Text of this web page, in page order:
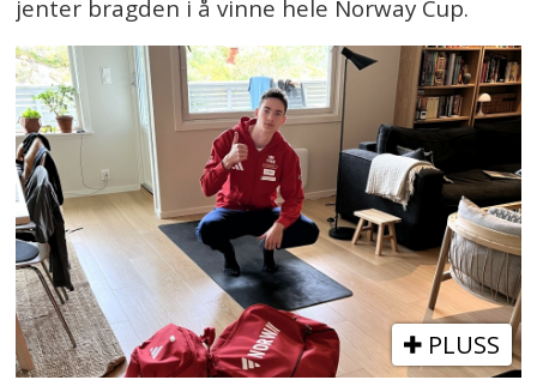
jenter bragden i å vinne hele Norway Cup.
PLUSS